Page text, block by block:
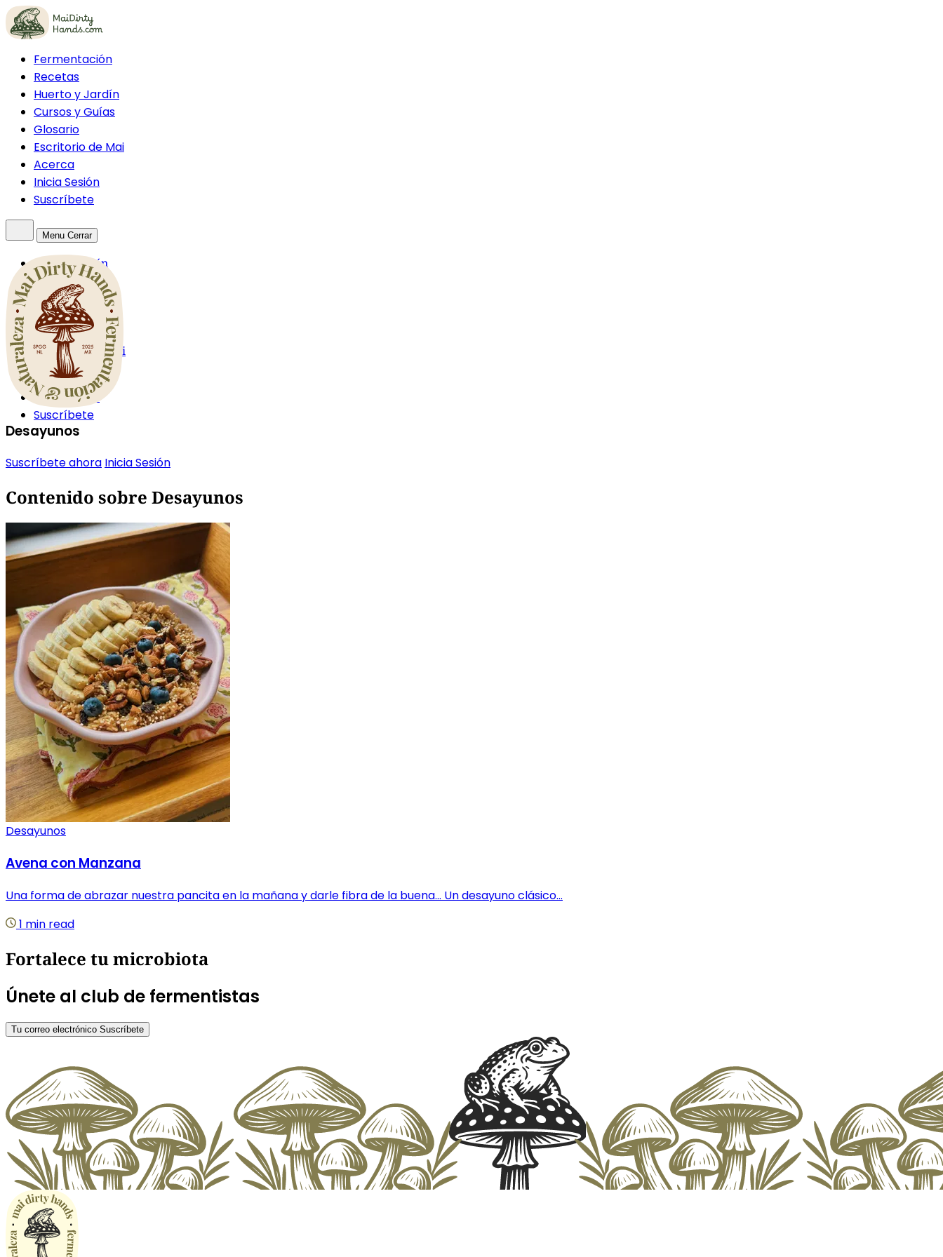
Fermentación
Recetas
Huerto y Jardín
Cursos y Guías
Glosario
Escritorio de Mai
Acerca
Inicia Sesión
Suscríbete
Menu Cerrar
Fermentación
Recetas
Huerto y Jardín
Cursos y Guías
Glosario
Escritorio de Mai
Acerca
Inicia Sesión
Suscríbete
Desayunos
Suscríbete ahora Inicia Sesión
Contenido sobre Desayunos
Desayunos
Avena con Manzana
Una forma de abrazar nuestra pancita en la mañana y darle fibra de la buena… Un desayuno clásico...
1 min read
Fortalece tu microbiota
Únete al club de fermentistas
Tu correo electrónico Suscríbete